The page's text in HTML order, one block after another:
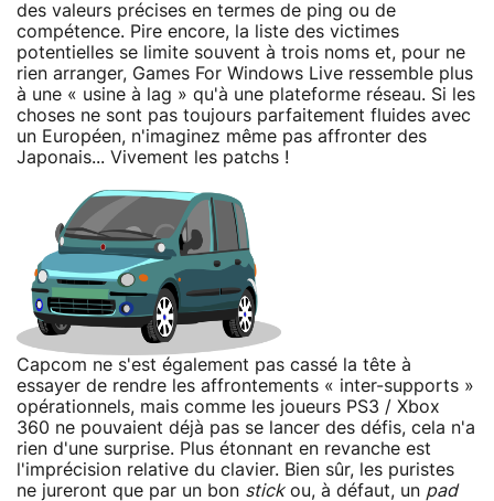
des valeurs précises en termes de ping ou de
compétence. Pire encore, la liste des victimes
potentielles se limite souvent à trois noms et, pour ne
rien arranger, Games For Windows Live ressemble plus
à une « usine à lag » qu'à une plateforme réseau. Si les
choses ne sont pas toujours parfaitement fluides avec
un Européen, n'imaginez même pas affronter des
Japonais... Vivement les patchs !
Capcom ne s'est également pas cassé la tête à
essayer de rendre les affrontements « inter-supports »
opérationnels, mais comme les joueurs PS3 / Xbox
360 ne pouvaient déjà pas se lancer des défis, cela n'a
rien d'une surprise. Plus étonnant en revanche est
l'imprécision relative du clavier. Bien sûr, les puristes
ne jureront que par un bon stickou, à défaut, un pad